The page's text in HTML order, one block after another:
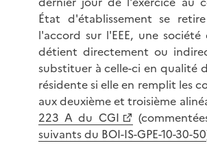
État d'établissement se
l'accord sur l'EEE, une
détient directement ou
substituer à celle-ci en qualité
résidente si elle en remplit les
aux deuxième et troisième
223 A du CGI
suivants du BOI-IS-GPE-10-30-50